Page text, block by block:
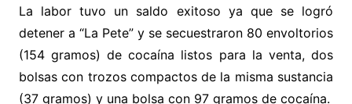
La labor tuvo un saldo exitoso ya que se logró
detener a “La Pete” y se secuestraron 80 envoltorios
(154 gramos) de cocaína listos para la venta, dos
bolsas con trozos compactos de la misma sustancia
(37 gramos) y una bolsa con 97 gramos de cocaína.